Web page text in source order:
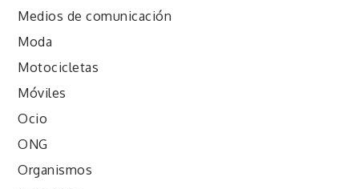
Medios de comunicación
Moda
Motocicletas
Móviles
Ocio
ONG
Organismos